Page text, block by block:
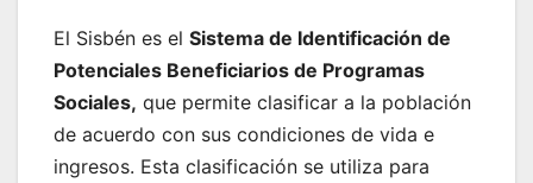
El Sisbén es el Sistema de Identificación de
Potenciales Beneficiarios de Programas
Sociales, que permite clasificar a la población
de acuerdo con sus condiciones de vida e
ingresos. Esta clasificación se utiliza para